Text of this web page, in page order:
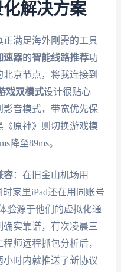
解决方案
满足海外刚需的工具
速器的智能线路推荐功
京节点，将我连接到
戏双模式设计很贴心
音模式，带宽优先保
《原神》则切换游戏模
降至89ms。
容：在旧金山机场用
家里iPad还在用同账号
验源于他们的虚拟化通
确实靠谱，有次凌晨三
师远程抓包分析后，
时内就推送了新协议